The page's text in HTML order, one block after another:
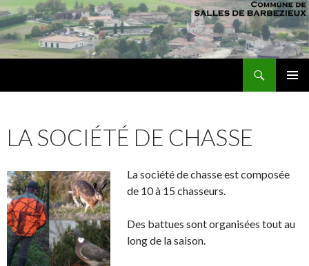
LA SOCIÉTÉ DE CHASSE
La société de chasse est composée
de 10 à 15 chasseurs.
Des battues sont organisées tout au
long de la saison.